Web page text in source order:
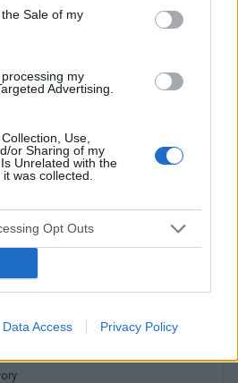
Sale of my
my
Advertising.
Use,
or Sharing of my
Unrelated with the
was collected.
Opt Outs
Data Access Privacy Policy
go na Facebooku?
Obserwuj nas
oogle
Nowotwór grudkowy